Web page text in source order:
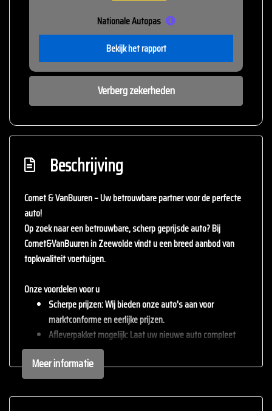
Nationale Autopas
Bekijk het rapport
Verberg zekerheden
Beschrijving
Cornet & VanBuuren – Uw betrouwbare partner voor de perfecte
auto!
Op zoek naar een betrouwbare, scherp geprijsde auto? Bij
Cornet&VanBuurenin Zeewolde vindt u een breed aanbod van
topkwaliteit voertuigen.
Onze voordelen voor u
Scherpe prijzen: Wij bieden onze auto's aan voor
marktconforme en eerlijke prijzen.
Afleverpakket mogelijk: Laat uw nieuwe auto compleet
afleveren met één van onze afleverpakketten (tegen
meerprijs).
Inruil mogelijk: Wij staan open voor uw huidige auto – inruil
is altijd bespreekbaar.
Meer informatie